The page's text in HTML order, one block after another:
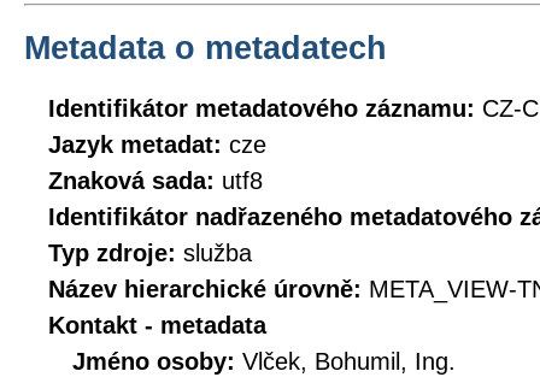
Metadata o metadatech
Identifikátor metadatového záznamu: CZ-
Jazyk metadat: cze
Znaková sada: utf8
Identifikátor nadřazeného metadatového
Typ zdroje: služba
Název hierarchické úrovně: META_VIEW-
Kontakt - metadata
Jméno osoby: Vlček, Bohumil, Ing.